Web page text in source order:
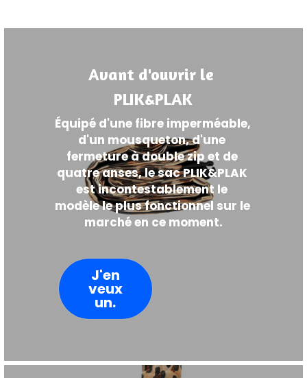
Avant d'ouvrir le
PLIK&PLAK
Équipé d'une fibre imperméable,
d'un mousqueton, d'une
fermeture à double zip et de
quatre anses, le sac PLIK&PLAK
est incontestablement le
modèle le plus fonctionnel sur le
marché en ce moment.
J'en
veux
un.